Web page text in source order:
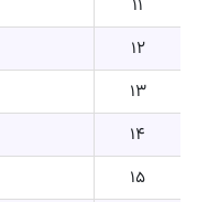
11
12
13
14
15